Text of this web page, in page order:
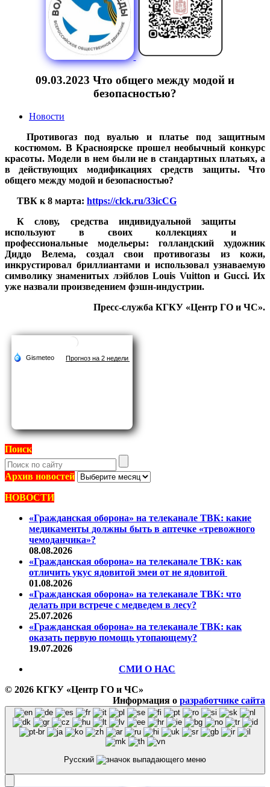
09.03.2023 Что общего между модой и
безопасностью?
Новости
Противогаз под вуалью и платье под защитным
костюмом. В Красноярске прошел необычный конкурс
красоты. Модели в нем были не в стандартных платьях, а
в действующих модификациях средств защиты. Что
общего между модой и безопасностью?
ТВК к 8 марта: https://clck.ru/33icCG
К слову, средства индивидуальной защиты
используют в своих коллекциях и
профессиональные модельеры: голландский художник
Диддо Велема, создал свои противогазы из кожи,
инкрустировал бриллиантами и использовал узнаваемую
символику знаменитых лэйблов Louis Vuitton и Gucci. Их
уже назвали произведением фэшн-индустрии.
Пресс-служба КГКУ «Центр ГО и ЧС».
Поиск
Архив новостей Архив
НОВОСТИ
«Гражданская оборона» на телеканале ТВК: какие
медикаменты должны быть в аптечке «тревожного
чемоданчика»?
08.08.2026
«Гражданская оборона» на телеканале ТВК: как
отличить укус ядовитой змеи от не ядовитой
01.08.2026
«Гражданская оборона» на телеканале ТВК: что
делать при встрече с медведем в лесу?
25.07.2026
«Гражданская оборона» на телеканале ТВК: как
оказать первую помощь утопающему?
19.07.2026
СМИ О НАС
© 2026 КГКУ «Центр ГО и ЧС»
Информация о разработчике сайта
Русский